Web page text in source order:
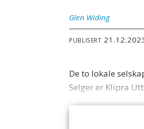
Glen Widing
PUBLISERT
De to lokale
Selger er Klipra